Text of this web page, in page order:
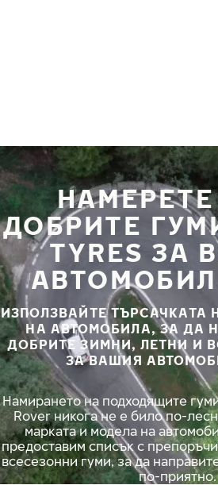
ДОБРИТЕ
TYRES ЗА
АВТОМОБИЛ
ИЗПОЛЗВАЙТЕ ТЪРСАЧКАТА
НА АВТОМОБИЛА, ЗА ДА
ДОБРИТЕ ЗИМНИ, ЛЕТНИ И
ЗА ВАШИЯ
Намирането на подходящите
Rover никога не е било по-
марката и модела на
предоставим списък с
всесезонни гуми, за да
по-приятно.